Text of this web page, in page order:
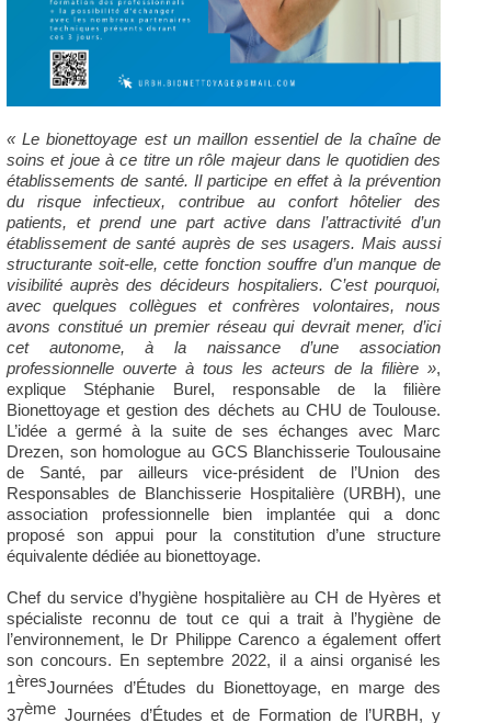
« Le bionettoyage est un maillon essentiel de la chaîne de
soins et joue à ce titre un rôle majeur dans le quotidien des
établissements de santé. Il participe en effet à la prévention
du risque infectieux, contribue au confort hôtelier des
patients, et prend une part active dans l’attractivité d’un
établissement de santé auprès de ses usagers. Mais aussi
structurante soit-elle, cette fonction souffre d’un manque de
visibilité auprès des décideurs hospitaliers. C’est pourquoi,
avec quelques collègues et confrères volontaires, nous
avons constitué un premier réseau qui devrait mener, d’ici
cet autonome, à la naissance d’une association
professionnelle ouverte à tous les acteurs de la filière »,
explique Stéphanie Burel, responsable de la filière
Bionettoyage et gestion des déchets au CHU de Toulouse.
L’idée a germé à la suite de ses échanges avec Marc
Drezen, son homologue au GCS Blanchisserie Toulousaine
de Santé, par ailleurs vice-président de l’Union des
Responsables de Blanchisserie Hospitalière (URBH), une
association professionnelle bien implantée qui a donc
proposé son appui pour la constitution d’une structure
équivalente dédiée au bionettoyage.
Chef du service d’hygiène hospitalière au CH de Hyères et
spécialiste reconnu de tout ce qui a trait à l’hygiène de
l’environnement, le Dr Philippe Carenco a également offert
son concours. En septembre 2022, il a ainsi organisé les
1èresJournées d’Études du Bionettoyage, en marge des
37ème Journées d’Études et de Formation de l’URBH, y